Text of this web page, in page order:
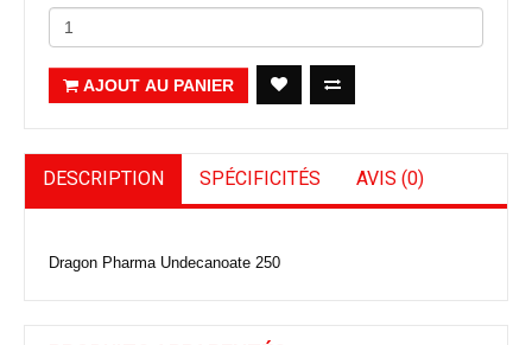
AJOUT AU PANIER
DESCRIPTION SPÉCIFICITÉS AVIS (0)
Dragon Pharma Undecanoate 250